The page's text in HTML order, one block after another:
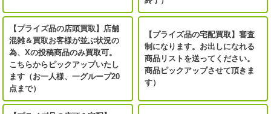
【プライズ品の店頭買取】店舗
混雑＆買取お客様が並ぶ状況の
為、Xの投稿商品のみ買取可。
こちらからピックアップいたし
ます（お一人様、一グループ20
点まで）
【プライズ品の宅配買取】審査
制になります。お出しになれる
商品リストを送ってください。
商品ピックアップさせて頂きま
す）